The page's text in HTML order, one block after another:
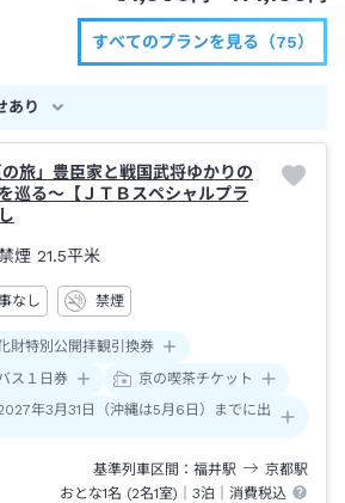
すべてのプランを見る（75）
あり
旅」豊臣家と戦国武将ゆかりの
巡る～【ＪＴＢスペシャルプラ
煙 21.5平米
なし 禁煙
財特別公開拝観引換券
ス１日券
京の喫茶チケット
年3月31日（沖縄は5月6日）までに出
基準列車区間 福井駅 京都駅
おとな1名 (2名1室)｜ 3泊 ｜消費税込